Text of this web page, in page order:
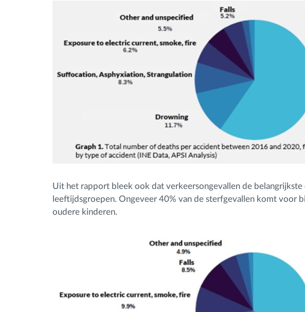
Uit het rapport bleek ook dat verkeersongevallen de belangrijkste
leeftijdsgroepen. Ongeveer 40% van de sterfgevallen komt voor
oudere kinderen.